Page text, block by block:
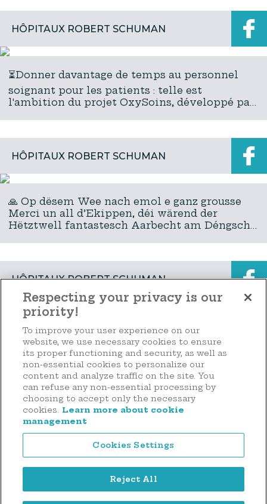
Faire un don
HÔPITAUX ROBERT SCHUMAN
⏳Donner davantage de temps au personnel
soignant pour les patients : telle est
l'ambition du projet OxySoins, développé par
HÔPITAUX ROBERT SCHUMAN
🙏 Op dësem Wee nach emol e ganz grousse
Merci un all d’Ekippen, déi wärend der
Hëtztwell fantastesch Aarbecht am Déngscht
HÔPITAUX ROBERT SCHUMAN
📅 𝐒𝐚𝐯𝐞 𝐭𝐡𝐞 𝐝𝐚𝐭𝐞 !Les Hôpitaux Robert Schuman
ont le plaisir de vous inviter à une 𝐜𝐨𝐧𝐟𝐞́𝐫𝐞𝐧𝐜𝐞
𝐦𝐞́𝐝𝐢𝐜𝐚𝐥𝐞 co...
HÔPITAUX ROBERT SCHUMAN
🇫🇷⚠️Pour des raisons techniques, la 𝐩𝐨𝐥𝐢𝐜𝐥𝐢𝐧𝐢𝐪𝐮𝐞/
44 rue d'Anvers
L-1130 Luxembourg
Tél. : (+352) 2636 9900
Respecting your privacy is our
priority!
To improve your user experience on our
website, we use necessary cookies to ensure
its proper functioning and security, as well as
non-essential cookies to personalize our
content and analyze traffic on the site. You
can refuse any non-essential processing by
choosing to accept only the necessary
cookies.
Learn more about cookie
management
Cookies Settings
Reject All